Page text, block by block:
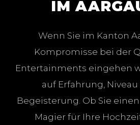
IM
Wenn Sie im Kanton
Kompromisse bei der
Entertainments eingehen
auf Erfahrung,
Begeisterung. Ob Sie
Magier für Ihre